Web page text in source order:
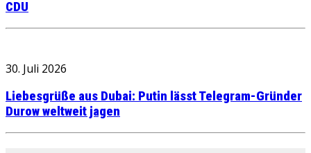
CDU
30. Juli 2026
Liebesgrüße aus Dubai: Putin lässt Telegram-Gründer
Durow weltweit jagen